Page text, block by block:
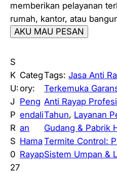
memberikan pelayanan
rumah, kantor, atau
AKU MAU PESAN
S
K
U:
J
P
R
S
0
27
Categ
ory:
Peng
endali
an
Hama
Rayap
Tags:Jasa Anti
Terkemuka
Anti Rayap
Tahun, Layanan
Gudang & Pabrik
Termite Control:
Sistem Umpan &